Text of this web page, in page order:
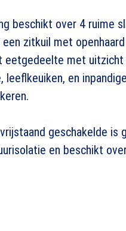
beschikt over 4 ruime
zitkuil met
eetgedeelte met
en
geschakelde
en beschikt